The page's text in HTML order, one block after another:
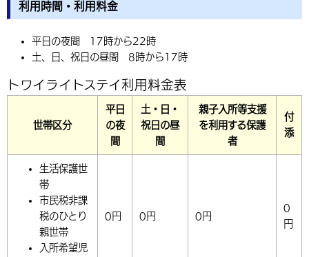
利用時間・利用料金
平日の夜間 17時から22時
土、日、祝日の昼間 8時から17時
トワイライトステイ利用料金表
世帯区分
平日
の夜
間
土・日・
祝日の昼
間
親子入所等支援
を利用する保護
者
付
添
生活保護世
帯
市民税非課
税のひとり
親世帯
入所希望児
0円 0円 0円
0
円